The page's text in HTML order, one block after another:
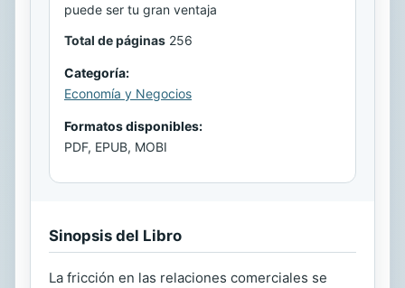
puede ser tu gran ventaja
Total de páginas 256
Categoría:
Economía y Negocios
Formatos disponibles:
PDF, EPUB, MOBI
Sinopsis del Libro
La fricción en las relaciones comerciales se